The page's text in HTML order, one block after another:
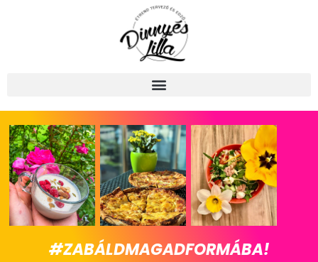
#ZABÁLDMAGADFORMÁBA!